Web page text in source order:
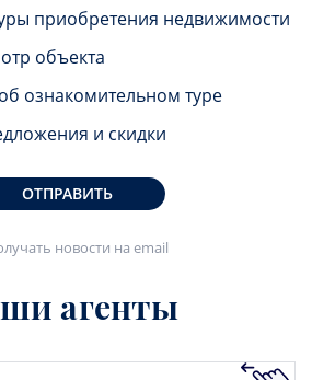
приобретения недвижимости
объекта
ознакомительном туре
и скидки
ОТПРАВИТЬ
новости на email
агенты